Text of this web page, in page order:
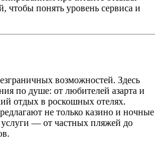
чтобы понять уровень сервиса и
возможностей. Здесь
по душе: от любителей азарта и
отдых в роскошных отелях.
не только казино и ночные
— от частных пляжей до